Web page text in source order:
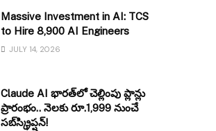
Massive Investment in AI: TCS
to Hire 8,900 AI Engineers
JULY 14, 2026
Claude AI భారత్‌లో చెల్లింపు ప్లాన్లు
ప్రారంభం.. నెలకు రూ.1,999 నుంచే
సబ్‌స్క్రిప్షన్!